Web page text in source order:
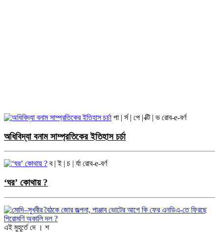
পা | র্স | পে | ক্টি | ভ রোব-e-বর্ণ
অধিবিদ্যা বনাম সাম্প্রতিকের ইতিহাস চর্চা
ব | ই | চ | র্যা রোব-e-বর্ণ
‘ঘর’ কোথায় ?
এই মুহূর্তে দে । শ